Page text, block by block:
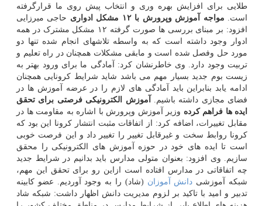
طلایی برای افزایش بهره وری و انتخاب پیش روی ما قرارگرفته
است. مواجه آموزش وپرورش با ۱۲ مشکل ادواری
حاجی میرزایی
افزود: بر مبنای بررسی ها صورت گرفته ۱۲ مشکل مشترک در همه
ادوار وجود داشته است که به واسطه تلاشهای انجام شده تنها دو
مورد حل وفصل شده است و مابقی مشکلات همچنان در راه تعلیم و
تربیت وجود دارد. وی خاطرنشان کرد: آمادگی ما برای ورود بهتر به
زیست بوم جدید بسیار مهم می باشد شاید شرایط کرونایی همچنان
ادامه یابد بنابراین باید آمادگی های لازم را در عرضه آموزش ها در
فضای مجازی داشته باشیم.
آموزش الکترونیکی فرصتی برای تحقق
ایده ها فراهم کرده وزیر آموزش وپرورش با اشاره به مقاومت ها در
مقابل تغییرات، اضافه کرد: از اتفاقات مثبت انتشار کرونا این بود که
کرونا روابط سخت و غیرقابل تغییر را تغییر داد و این فرصت خوبی
است تا ایده های خود در حوزه آموزش های الکترونیکی را محقق
سازیم. وی افزود: بعنوان متولی مدارس باید بدانیم در شرایط جدید
چه اتفاقاتی در مدارس افتاده است ازاین رو برای تحقق این مهم،
شبکه آموزشی دانش آموزان (شاد) را به وجود آوردیم. عضو کابینه
تدبیر و امید با تاکید بر لزوم مدیریت دانش اظهار داشت: شبکه شاد